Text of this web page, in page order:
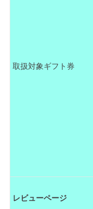
取扱対象ギフト券
レビューページ